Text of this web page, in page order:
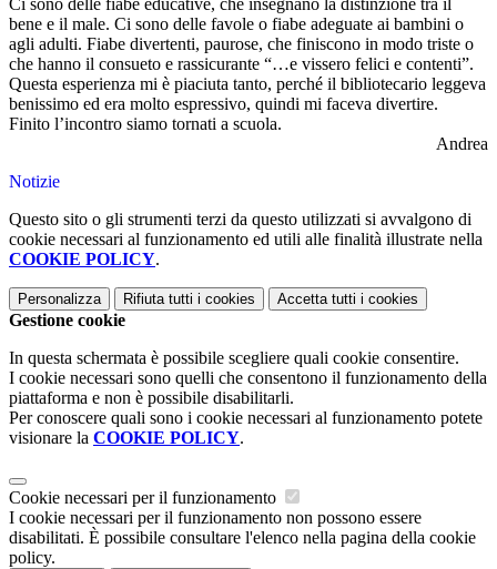
Ci sono delle fiabe educative, che insegnano la distinzione tra il
bene e il male. Ci sono delle favole o fiabe adeguate ai bambini o
agli adulti. Fiabe divertenti, paurose, che finiscono in modo triste o
che hanno il consueto e rassicurante “…e vissero felici e contenti”.
Questa esperienza mi è piaciuta tanto, perché il bibliotecario leggeva
benissimo ed era molto espressivo, quindi mi faceva divertire.
Finito l’incontro siamo tornati a scuola.
Andrea
Notizie
Questo sito o gli strumenti terzi da questo utilizzati si avvalgono di
cookie necessari al funzionamento ed utili alle finalità illustrate nella
COOKIE POLICY.
Personalizza Rifiuta tutti i cookies Accetta tutti i cookies
Gestione cookie
In questa schermata è possibile scegliere quali cookie consentire.
I cookie necessari sono quelli che consentono il funzionamento della
piattaforma e non è possibile disabilitarli.
Per conoscere quali sono i cookie necessari al funzionamento potete
visionare la COOKIE POLICY.
Cookie necessari per il funzionamento
I cookie necessari per il funzionamento non possono essere
disabilitati. È possibile consultare l'elenco nella pagina della cookie
policy.